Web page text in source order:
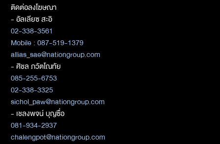
ติดต่อลงโฆษณา
- อัลเลียซ สะอิ
02-338-3561
Mobile : 087-519-1379
allias_sae@nationgroup.com
- ศิชล ภวัตโณทัย
085-255-6753
02-338-3325
sichol_paw@nationgroup.com
- เชลงพจน์ บุญซื่อ
081-934-2937
chalengpot@nationgroup.com